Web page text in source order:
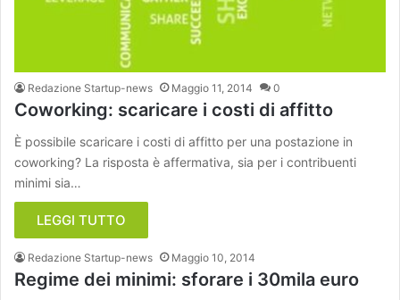
Redazione Startup-news Maggio 11, 2014 0
Coworking: scaricare i costi di affitto
È possibile scaricare i costi di affitto per una postazione in
coworking? La risposta è affermativa, sia per i contribuenti
minimi sia…
LEGGI TUTTO
Redazione Startup-news Maggio 10, 2014
Regime dei minimi: sforare i 30mila euro